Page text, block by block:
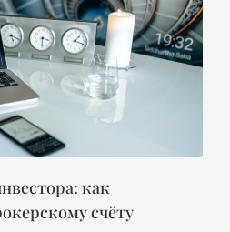
как
счёту